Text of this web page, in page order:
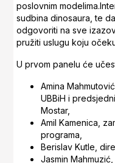
poslovnim modelima.
sudbina dinosaura, te
odgovoriti na sve
pružiti uslugu koju
U prvom panelu će
Amina
UBBiH i
Mostar,
Amil Kamenica,
programa,
Berislav Kutle,
Jasmin